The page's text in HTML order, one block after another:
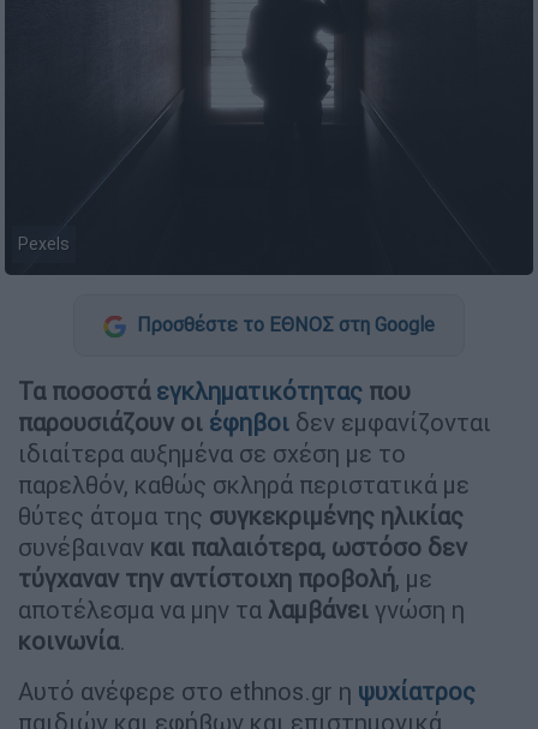
Pexels
Προσθέστε το ΕΘΝΟΣ στη Google
Τα ποσοστά εγκληματικότητας που
παρουσιάζουν οι έφηβοι δεν εμφανίζονται
ιδιαίτερα αυξημένα σε σχέση με το
παρελθόν, καθώς σκληρά περιστατικά με
θύτες άτομα της συγκεκριμένης ηλικίας
συνέβαιναν και παλαιότερα, ωστόσο δεν
τύγχαναν την αντίστοιχη προβολή, με
αποτέλεσμα να μην τα λαμβάνει γνώση η
κοινωνία.
Αυτό ανέφερε στο ethnos.gr η ψυχίατρος
παιδιών και εφήβων και επιστημονικά